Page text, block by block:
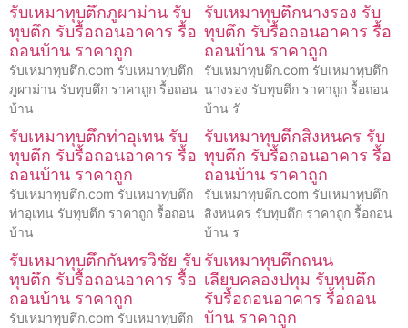
รับเหมาทุบตึกภูผาม่าน รับ
ทุบตึก รับรื้อถอนอาคาร รื้อ
ถอนบ้าน ราคาถูก
รับเหมาทุบตึก.com รับเหมาทุบตึก
ภูผาม่าน รับทุบตึก ราคาถูก รื้อถอน
บ้าน
รับเหมาทุบตึกนางรอง รับ
ทุบตึก รับรื้อถอนอาคาร รื้อ
ถอนบ้าน ราคาถูก
รับเหมาทุบตึก.com รับเหมาทุบตึก
นางรอง รับทุบตึก ราคาถูก รื้อถอน
บ้าน รั
รับเหมาทุบตึกท่าอุเทน รับ
ทุบตึก รับรื้อถอนอาคาร รื้อ
ถอนบ้าน ราคาถูก
รับเหมาทุบตึก.com รับเหมาทุบตึก
ท่าอุเทน รับทุบตึก ราคาถูก รื้อถอน
บ้าน
รับเหมาทุบตึกสิงหนคร รับ
ทุบตึก รับรื้อถอนอาคาร รื้อ
ถอนบ้าน ราคาถูก
รับเหมาทุบตึก.com รับเหมาทุบตึก
สิงหนคร รับทุบตึก ราคาถูก รื้อถอน
บ้าน ร
รับเหมาทุบตึกกันทรวิชัย รับ
ทุบตึก รับรื้อถอนอาคาร รื้อ
ถอนบ้าน ราคาถูก
รับเหมาทุบตึก.com รับเหมาทุบตึก
รับเหมาทุบตึกถนน
เลียบคลองปทุม รับทุบตึก
รับรื้อถอนอาคาร รื้อถอน
บ้าน ราคาถูก